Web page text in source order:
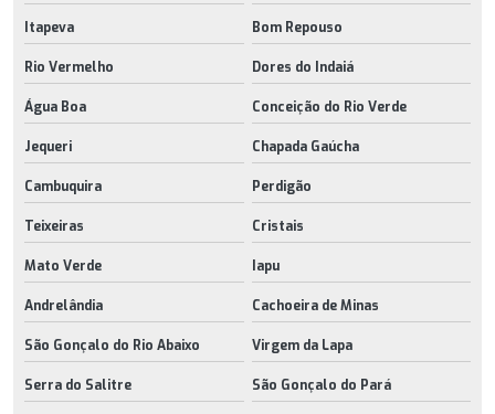
Itapeva Bom Repouso
Rio Vermelho Dores do Indaiá
Água Boa Conceição do Rio Verde
Jequeri Chapada Gaúcha
Cambuquira Perdigão
Teixeiras Cristais
Mato Verde Iapu
Andrelândia Cachoeira de Minas
São Gonçalo do Rio Abaixo Virgem da Lapa
Serra do Salitre São Gonçalo do Pará